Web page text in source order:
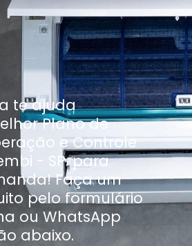
te ajuda
Plano de
e Controle
- SP. para
Faça um
pelo formulário
ou WhatsApp
abaixo.